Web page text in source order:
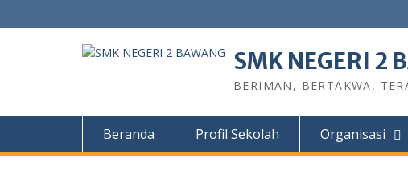
SMK NEGERI 2
BERIMAN, BERTAKWA,
Beranda Profil Sekolah Organisasi